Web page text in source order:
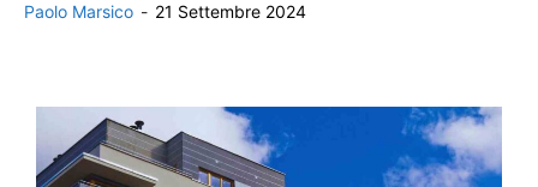
Paolo Marsico - 21 Settembre 2024